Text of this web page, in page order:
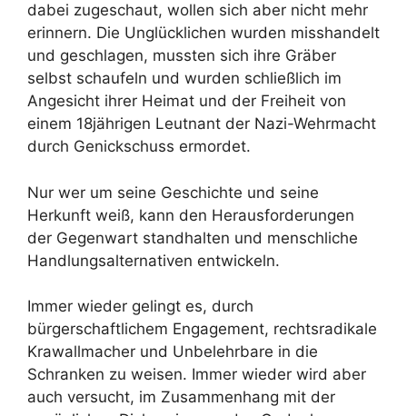
dabei zugeschaut, wollen sich aber nicht mehr
erinnern. Die Unglücklichen wurden misshandelt
und geschlagen, mussten sich ihre Gräber
selbst schaufeln und wurden schließlich im
Angesicht ihrer Heimat und der Freiheit von
einem 18jährigen Leutnant der Nazi-Wehrmacht
durch Genickschuss ermordet.
Nur wer um seine Geschichte und seine
Herkunft weiß, kann den Herausforderungen
der Gegenwart standhalten und menschliche
Handlungsalternativen entwickeln.
Immer wieder gelingt es, durch
bürgerschaftlichem Engagement, rechtsradikale
Krawallmacher und Unbelehrbare in die
Schranken zu weisen. Immer wieder wird aber
auch versucht, im Zusammenhang mit der